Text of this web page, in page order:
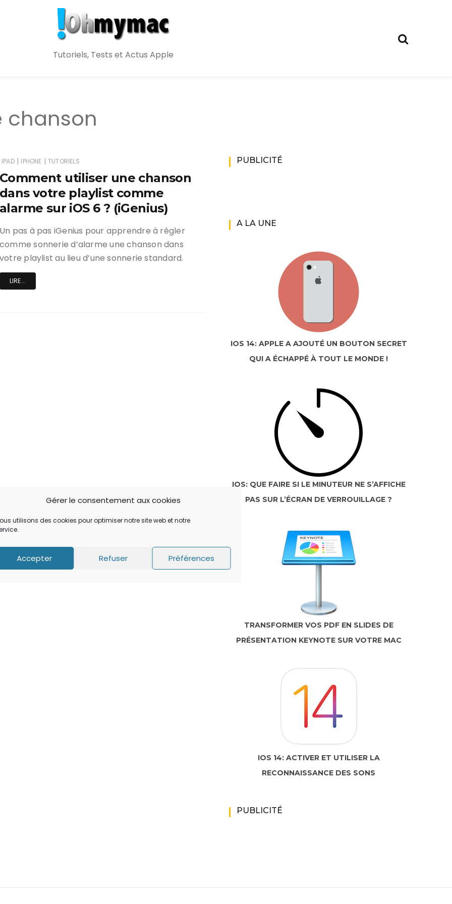
Gérer le consentement aux cookies
utilisons des cookies pour optimiser notre site web et notre
Accepter Refuser Préférences
Tutoriels, Tests et Actus Apple
chanson
IPAD | IPHONE | TUTORIELS
utiliser une chanson
votre playlist comme
sur iOS 6 ? (iGenius)
pas à pas iGenius pour apprendre à régler
sonnerie d’alarme une chanson dans
playlist au lieu d’une sonnerie standard.
LIRE...
PUBLICITÉ
A LA UNE
IOS 14: APPLE A AJOUTÉ UN BOUTON SECRET
QUI A ÉCHAPPÉ À TOUT LE MONDE !
IOS: QUE FAIRE SI LE MINUTEUR NE S’AFFICHE
PAS SUR L’ÉCRAN DE VERROUILLAGE ?
TRANSFORMER VOS PDF EN SLIDES DE
PRÉSENTATION KEYNOTE SUR VOTRE MAC
IOS 14: ACTIVER ET UTILISER LA
RECONNAISSANCE DES SONS
PUBLICITÉ